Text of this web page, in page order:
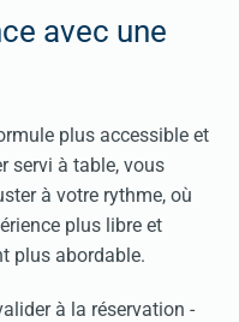
avec une
plus accessible et
servi à table, vous
à votre rythme, où
plus libre et
plus abordable.
à la réservation -